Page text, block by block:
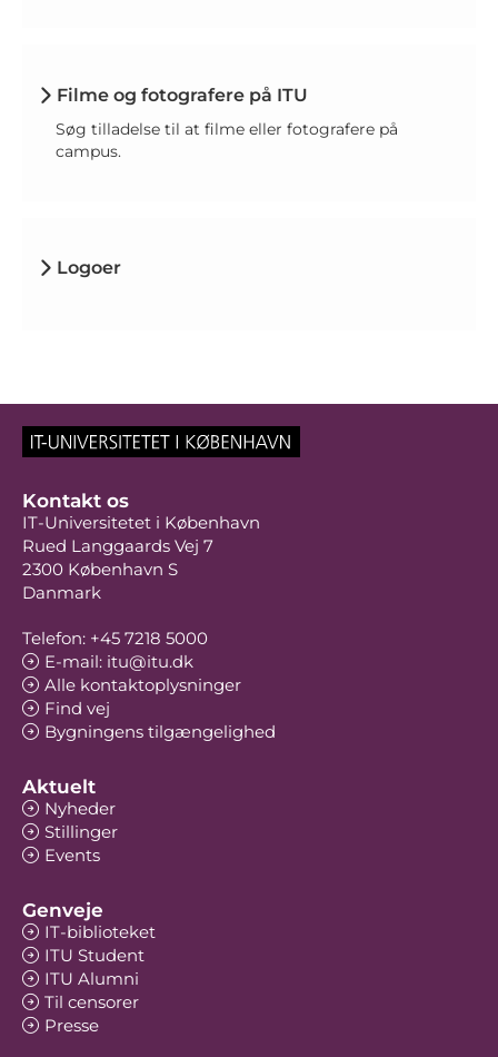
Filme og fotografere på ITU
Søg tilladelse til at filme eller fotografere på
campus.
Logoer
Kontakt os
IT-Universitetet i København
Rued Langgaards Vej 7
2300 København S
Danmark
Telefon: +45 7218 5000
E-mail: itu@itu.dk
Alle kontaktoplysninger
Find vej
Bygningens tilgængelighed
Aktuelt
Nyheder
Stillinger
Events
Genveje
IT-biblioteket
ITU Student
ITU Alumni
Til censorer
Presse